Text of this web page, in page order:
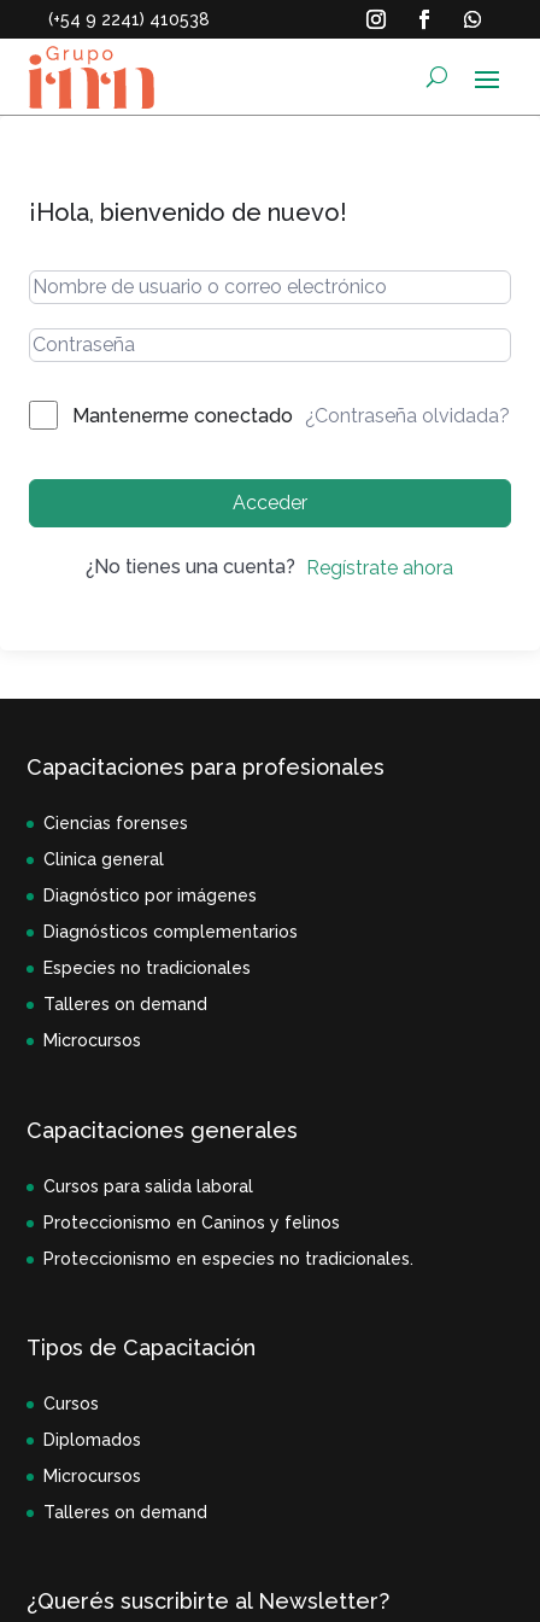
(+54 9 2241) 410538
¡Hola, bienvenido de nuevo!
Mantenerme conectado ¿Contraseña olvidada?
Acceder
¿No tienes una cuenta? Regístrate ahora
Capacitaciones para profesionales
Ciencias forenses
Clinica general
Diagnóstico por imágenes
Diagnósticos complementarios
Especies no tradicionales
Talleres on demand
Microcursos
Capacitaciones generales
Cursos para salida laboral
Proteccionismo en Caninos y felinos
Proteccionismo en especies no tradicionales.
Tipos de Capacitación
Cursos
Diplomados
Microcursos
Talleres on demand
¿Querés suscribirte al Newsletter?